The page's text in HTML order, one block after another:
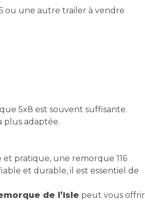
ou une autre trailer à vendre
5x8 est souvent suffisante.
plus adaptée.
pratique, une remorque 116
et durable, il est essentiel de
de l’Isle peut vous offrir